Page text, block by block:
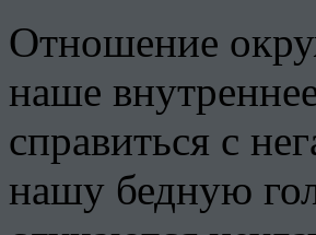
Отношение
наше
справиться с
нашу бедную